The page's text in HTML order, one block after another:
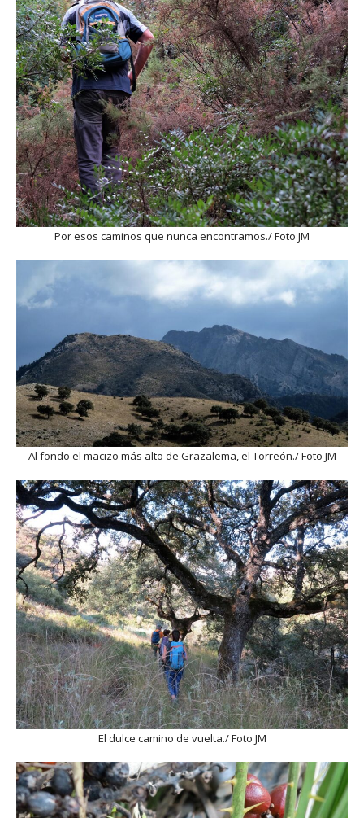
Por esos caminos que nunca encontramos./ Foto JM
Al fondo el macizo más alto de Grazalema, el Torreón./ Foto JM
El dulce camino de vuelta./ Foto JM